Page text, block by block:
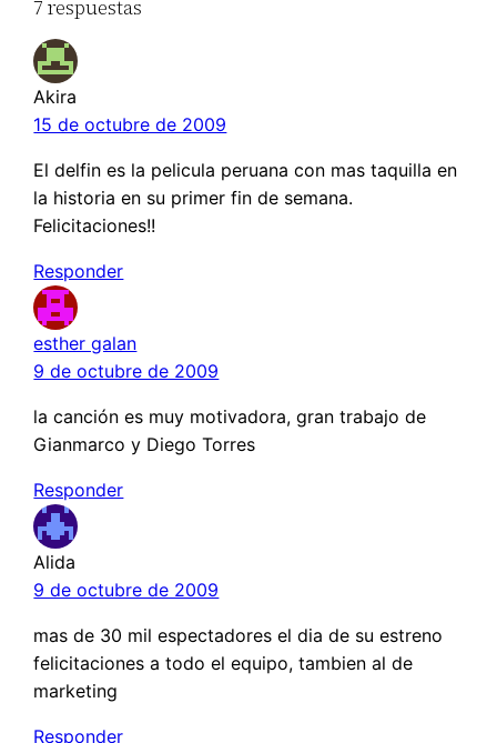
7 respuestas
Akira
15 de octubre de 2009
El delfin es la pelicula peruana con mas taquilla en
la historia en su primer fin de semana.
Felicitaciones!!
Responder
esther galan
9 de octubre de 2009
la canción es muy motivadora, gran trabajo de
Gianmarco y Diego Torres
Responder
Alida
9 de octubre de 2009
mas de 30 mil espectadores el dia de su estreno
felicitaciones a todo el equipo, tambien al de
marketing
Responder